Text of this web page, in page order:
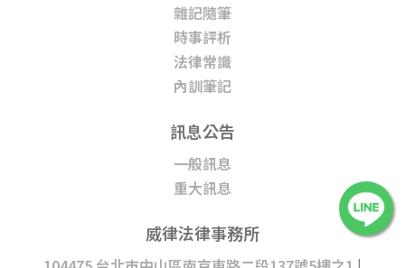
雜記隨筆
時事評析
法律常識
內訓筆記
訊息公告
一般訊息
重大訊息
威律法律事務所